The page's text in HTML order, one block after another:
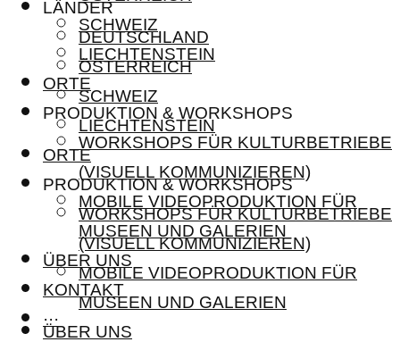
SCHWEIZ
LIECHTENSTEIN
ORTE
PRODUKTION & WORKSHOPS
WORKSHOPS FÜR KULTURBETRIEBE
(VISUELL KOMMUNIZIEREN)
MOBILE VIDEOPRODUKTION FÜR
MUSEEN UND GALERIEN
ÜBER UNS
KONTAKT
···
LÄNDER
DEUTSCHLAND
ÖSTERREICH
SCHWEIZ
LIECHTENSTEIN
ORTE
PRODUKTION & WORKSHOPS
WORKSHOPS FÜR KULTURBETRIEBE
(VISUELL KOMMUNIZIEREN)
MOBILE VIDEOPRODUKTION FÜR
MUSEEN UND GALERIEN
ÜBER UNS